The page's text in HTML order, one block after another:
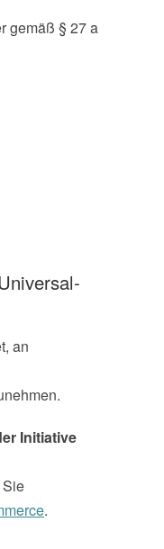
gemäß § 27 a
an
Initiative
.